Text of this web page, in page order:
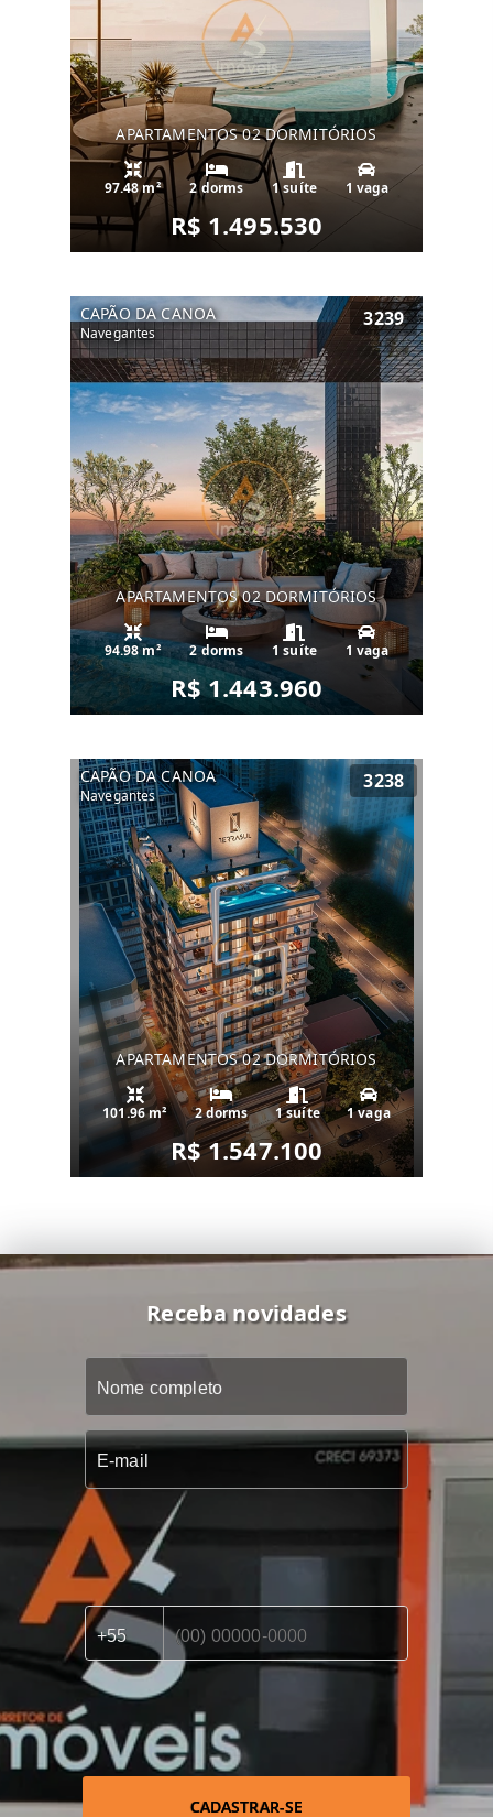
APARTAMENTOS 02 DORMITÓRIOS
97.48 m² 2 dorms 1 suíte 1 vaga
R$ 1.495.530
CAPÃO DA CANOA
Navegantes
3239
APARTAMENTOS 02 DORMITÓRIOS
94.98 m² 2 dorms 1 suíte 1 vaga
R$ 1.443.960
CAPÃO DA CANOA
Navegantes
3238
APARTAMENTOS 02 DORMITÓRIOS
101.96 m² 2 dorms 1 suíte 1 vaga
R$ 1.547.100
Receba novidades
CADASTRAR-SE